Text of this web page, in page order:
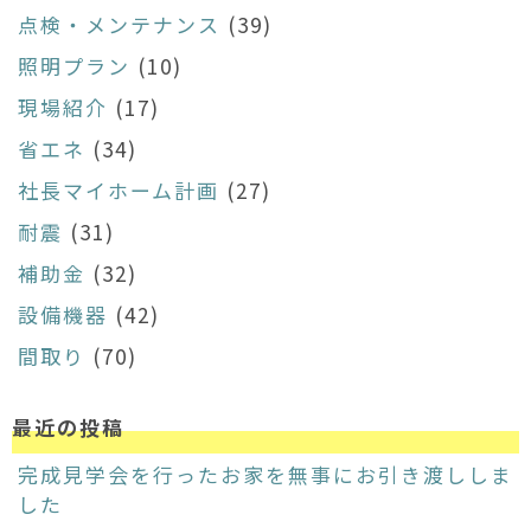
点検・メンテナンス (39)
照明プラン (10)
現場紹介 (17)
省エネ (34)
社長マイホーム計画 (27)
耐震 (31)
補助金 (32)
設備機器 (42)
間取り (70)
最近の投稿
完成見学会を行ったお家を無事にお引き渡ししま
した